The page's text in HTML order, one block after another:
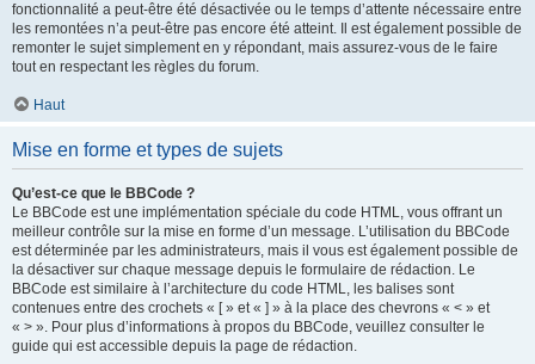
fonctionnalité a peut-être été désactivée ou le temps d’attente nécessaire entre
les remontées n’a peut-être pas encore été atteint. Il est également possible de
remonter le sujet simplement en y répondant, mais assurez-vous de le faire
tout en respectant les règles du forum.
Haut
Mise en forme et types de sujets
Qu’est-ce que le BBCode ?
Le BBCode est une implémentation spéciale du code HTML, vous offrant un
meilleur contrôle sur la mise en forme d’un message. L’utilisation du BBCode
est déterminée par les administrateurs, mais il vous est également possible de
la désactiver sur chaque message depuis le formulaire de rédaction. Le
BBCode est similaire à l’architecture du code HTML, les balises sont
contenues entre des crochets « [ » et « ] » à la place des chevrons « < » et
« > ». Pour plus d’informations à propos du BBCode, veuillez consulter le
guide qui est accessible depuis la page de rédaction.